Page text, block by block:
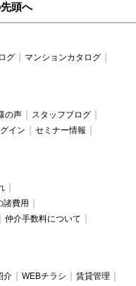
頭へ
グ
マンションカタログ
の声
スタッフブログ
イン
セミナー情報
諸費用
仲介手数料について
介 WEBチラシ
賃貸管理